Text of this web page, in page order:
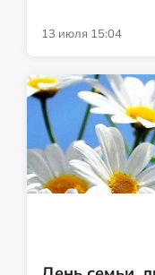
13 июля 15:04